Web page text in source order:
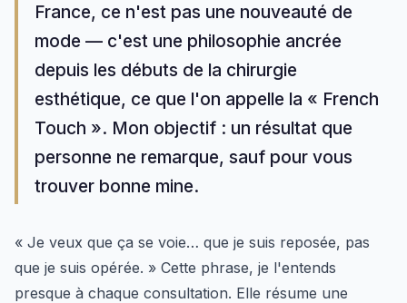
France, ce n'est pas une nouveauté de
mode — c'est une philosophie ancrée
depuis les débuts de la chirurgie
esthétique, ce que l'on appelle la « French
Touch ». Mon objectif : un résultat que
personne ne remarque, sauf pour vous
trouver bonne mine.
« Je veux que ça se voie… que je suis reposée, pas
que je suis opérée. » Cette phrase, je l'entends
presque à chaque consultation. Elle résume une